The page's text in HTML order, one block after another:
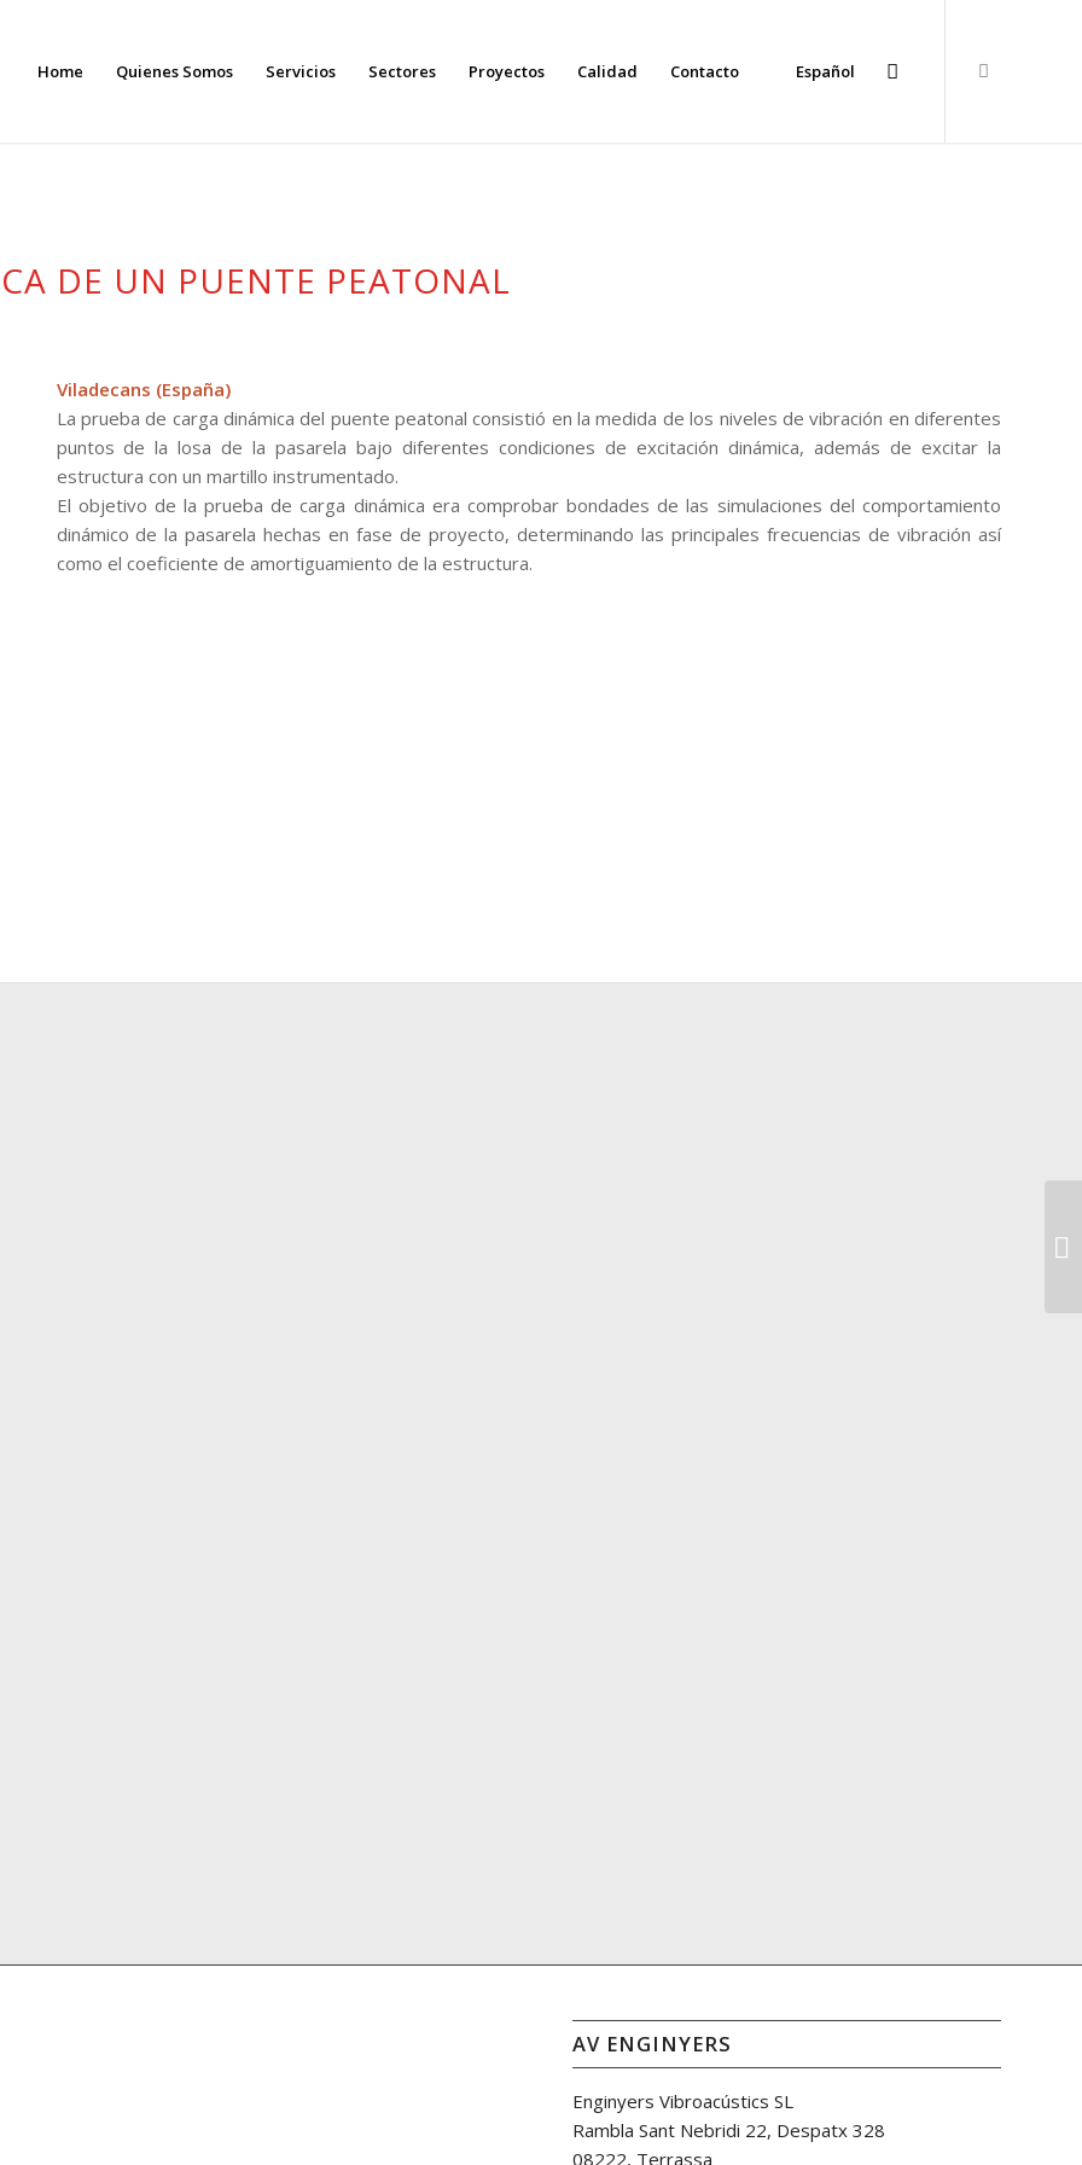
Home Quienes Somos Servicios Sectores Proyectos Calidad Contacto Español
DE UN PUENTE PEATONAL
Viladecans (España)
La prueba de carga dinámica del puente peatonal consistió en la medida de los niveles de vibración en diferentes
puntos de la losa de la pasarela bajo diferentes condiciones de excitación dinámica, además de excitar la
estructura con un martillo instrumentado.
El objetivo de la prueba de carga dinámica era comprobar bondades de las simulaciones del comportamiento
dinámico de la pasarela hechas en fase de proyecto, determinando las principales frecuencias de vibración así
como el coeficiente de amortiguamiento de la estructura.
AV ENGINYERS
Enginyers Vibroacústics SL
Rambla Sant Nebridi 22, Despatx 328
08222, Terrassa